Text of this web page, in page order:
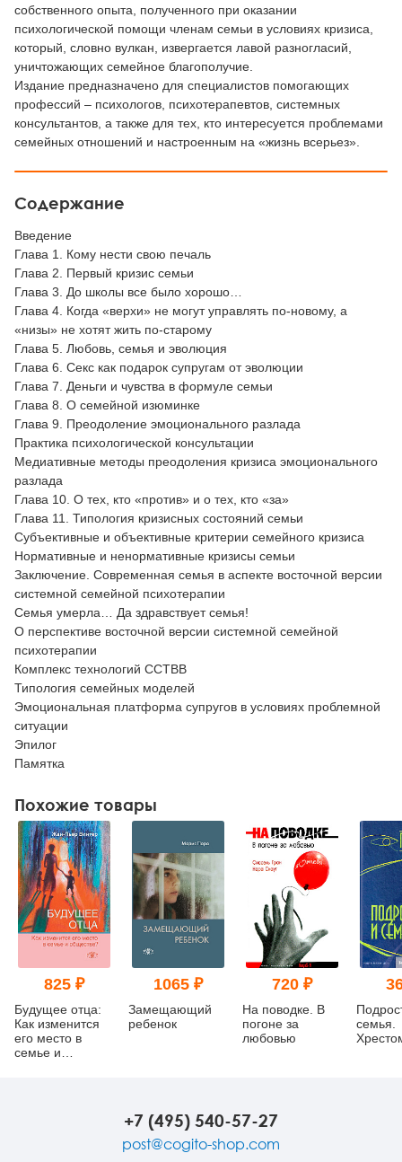
собственного опыта, полученного при оказании
психологической помощи членам семьи в условиях кризиса,
который, словно вулкан, извергается лавой разногласий,
уничтожающих семейное благополучие.
Издание предназначено для специалистов помогающих
профессий – психологов, психотерапевтов, системных
консультантов, а также для тех, кто интересуется проблемами
семейных отношений и настроенным на «жизнь всерьез».
Содержание
Введение
Глава 1. Кому нести свою печаль
Глава 2. Первый кризис семьи
Глава 3. До школы все было хорошо…
Глава 4. Когда «верхи» не могут управлять по-новому, а
«низы» не хотят жить по-старому
Глава 5. Любовь, семья и эволюция
Глава 6. Секс как подарок супругам от эволюции
Глава 7. Деньги и чувства в формуле семьи
Глава 8. О семейной изюминке
Глава 9. Преодоление эмоционального разлада
Практика психологической консультации
Медиативные методы преодоления кризиса эмоционального
разлада
Глава 10. О тех, кто «против» и о тех, кто «за»
Глава 11. Типология кризисных состояний семьи
Субъективные и объективные критерии семейного кризиса
Нормативные и ненормативные кризисы семьи
Заключение. Современная семья в аспекте восточной версии
системной семейной психотерапии
Семья умерла… Да здравствует семья!
О перспективе восточной версии системной семейной
психотерапии
Комплекс технологий ССТВВ
Типология семейных моделей
Эмоциональная платформа супругов в условиях проблемной
ситуации
Эпилог
Памятка
Похожие товары
825 ₽
Будущее отца:
Как изменится
его место в
семье и
1065 ₽
Замещающий
ребенок
720 ₽
На поводке. В
погоне за
любовью
семья.
+7 (495) 540-57-27
post@cogito-shop.com